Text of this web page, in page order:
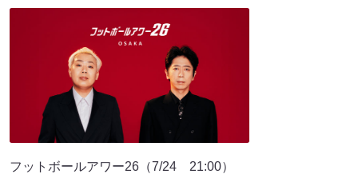
フットボールアワー26（7/24 21:00）